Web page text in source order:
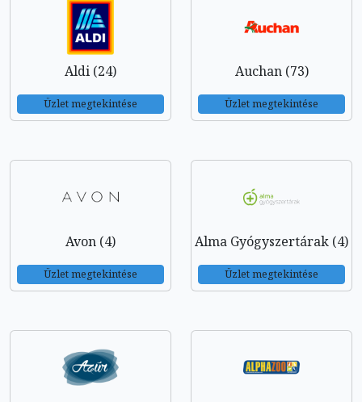
Aldi (24)
Üzlet megtekintése
Auchan (73)
Üzlet megtekintése
Avon (4)
Üzlet megtekintése
Alma Gyógyszertárak (4)
Üzlet megtekintése